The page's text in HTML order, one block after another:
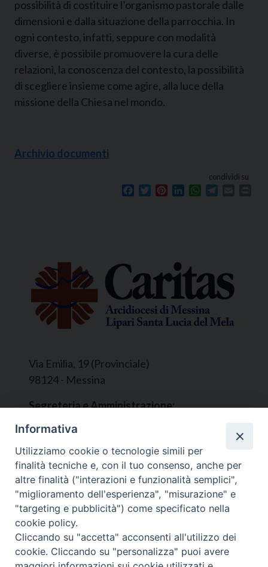
possibilità di costituire l’organismo pastorale dalle
dimensioni e dalla situazione della parrocchia. In
ogni contesto, infatti, seppure con modalità
diverse, è possibile promuovere la cura delle
relazioni, la conoscenza del contesto, la possibilità
di scegliere insieme come agire, alla luce della
missione della Chiesa nel mondo.
Archivio documenti
condividi su
Facebook
TwitterPinterestLinkedInWhatsApp
Via Emilia, 19 (Provinciale)
98124 - Messina
Segreteria e Amministrazione:
L’Ufficio è aperto tutti i giorni da lunedì a
venerdì, dalle ore 9.30 alle ore 12.30.
Tel. 090.9146045
mail:ufficiocaritas@diocesimessina.it .
Seguici su
Informativa
Utilizziamo cookie o tecnologie simili per
finalità tecniche e, con il tuo consenso, anche per
altre finalità ("interazioni e funzionalità semplici",
"miglioramento dell'esperienza", "misurazione" e
"targeting e pubblicità") come specificato nella
cookie policy.
Cliccando su "accetta" acconsenti all'utilizzo dei
cookie. Cliccando su "personalizza" puoi avere